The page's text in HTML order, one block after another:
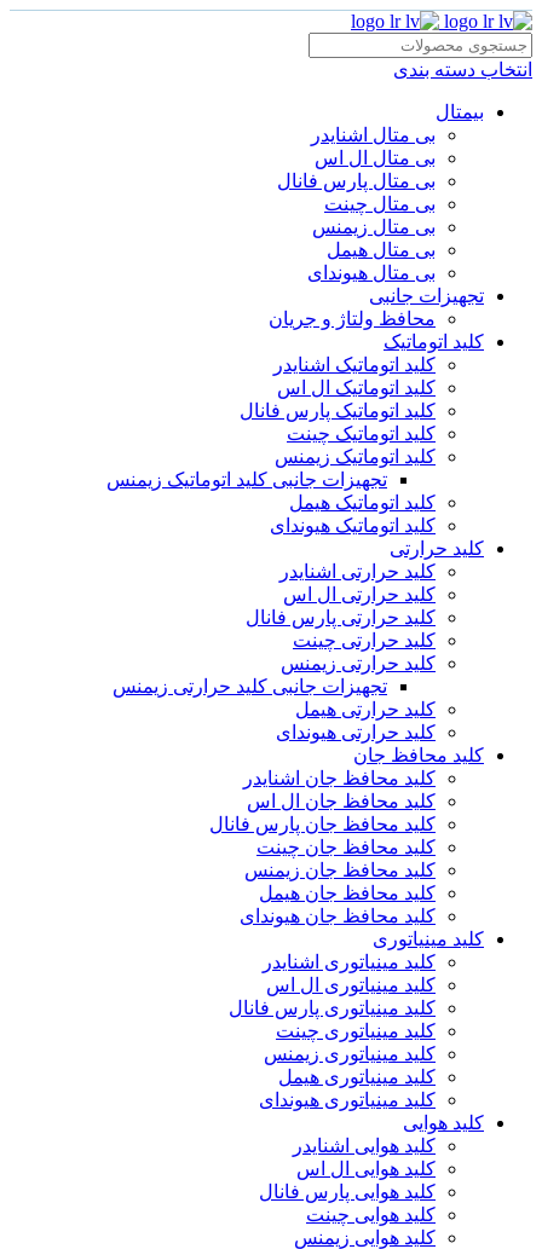
انتخاب دسته بندی
بیمتال
بی متال اشنایدر
بی متال ال اس
بی متال پارس فانال
بی متال چینت
بی متال زیمنس
بی متال هیمل
بی متال هیوندای
تجهیزات جانبی
محافظ ولتاژ و‌ جریان
کلید اتوماتیک
کلید اتوماتیک اشنایدر
کلید اتوماتیک ال اس
کلید اتوماتیک پارس فانال
کلید اتوماتیک چینت
کلید اتوماتیک زیمنس
تجهیزات جانبی کلید اتوماتیک زیمنس
کلید اتوماتیک هیمل
کلید اتوماتیک هیوندای
کلید حرارتی
کلید حرارتی اشنایدر
کلید حرارتی ال اس
کلید حرارتی پارس فانال
کلید حرارتی چینت
کلید حرارتی زیمنس
تجهیزات جانبی کلید حرارتی زیمنس
کلید حرارتی هیمل
کلید حرارتی هیوندای
کلید محافظ جان
کلید محافظ جان اشنایدر
کلید محافظ جان ال اس
کلید محافظ جان پارس فانال
کلید محافظ جان چینت
کلید محافظ جان زیمنس
کلید محافظ جان هیمل
کلید محافظ جان هیوندای
کلید مینیاتوری
کلید مینیاتوری اشنایدر
کلید مینیاتوری ال اس
کلید مینیاتوری پارس فانال
کلید مینیاتوری چینت
کلید مینیاتوری زیمنس
کلید مینیاتوری هیمل
کلید مینیاتوری هیوندای
کلید هوایی
کلید هوایی اشنایدر
کلید هوایی ال اس
کلید هوایی پارس فانال
کلید هوایی چینت
کلید هوایی زیمنس